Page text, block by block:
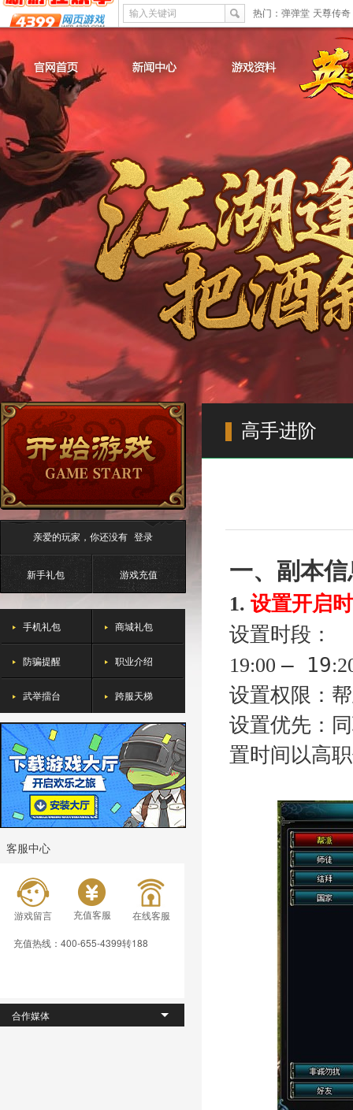
输入关键词 热门： 弹弹堂 天尊传奇
亲爱的玩家，你还没有 登录
新手礼包 游戏充值
手机礼包 商城礼包
防骗提醒 职业介绍
武举擂台 跨服天梯
客服中心
游戏留言 充值客服 在线客服
充值热线：400-655-4399转188
合作媒体
高手进阶
一、 副本信
1. 设置开启
设置时段：
19:00 – 19
设置权限：
设置优先：
置时间 以高